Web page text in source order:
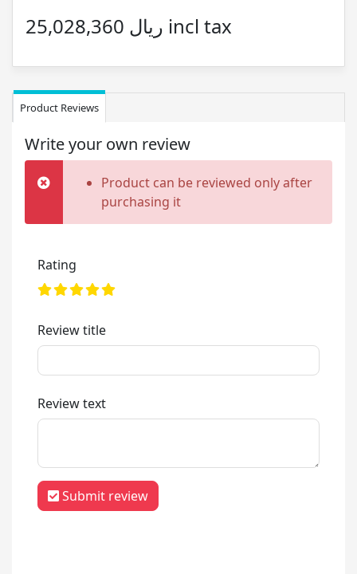
25,028,360 ریال incl tax
Product Reviews
Write your own review
Product can be reviewed only after
purchasing it
Rating
Review title
Review text
Submit review